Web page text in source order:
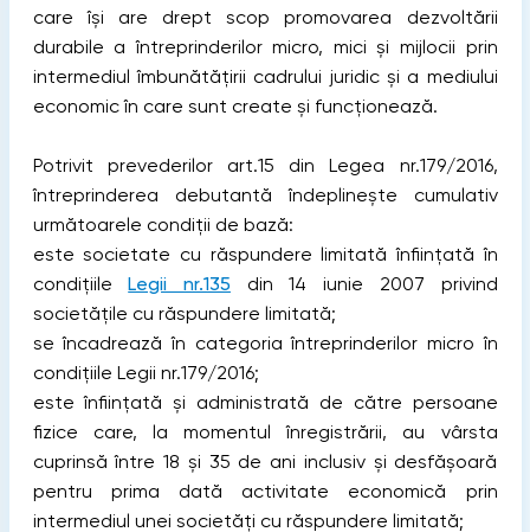
care își are drept scop promovarea dezvoltării
durabile a întreprinderilor micro, mici și mijlocii prin
intermediul îmbunătățirii cadrului juridic și a mediului
economic în care sunt create și funcționează.
Potrivit prevederilor art.15 din Legea nr.179/2016,
întreprinderea debutantă îndeplinește cumulativ
următoarele condiții de bază:
este societate cu răspundere limitată înființată în
condițiileLegii nr.135 din 14 iunie 2007 privind
societățile cu răspundere limitată;
se încadrează în categoria întreprinderilor micro în
condițiile Legii nr.179/2016;
este înființată și administrată de către persoane
fizice care, la momentul înregistrării, au vârsta
cuprinsă între 18 și 35 de ani inclusiv și desfășoară
pentru prima dată activitate economică prin
intermediul unei societăți cu răspundere limitată;